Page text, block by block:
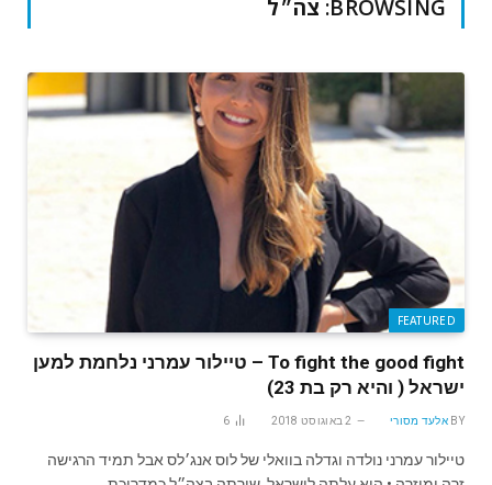
BROWSING: צה״ל
FEATURED
To fight the good fight – טיילור עמרני נלחמת למען
ישראל ( והיא רק בת 23)
BY אלעד מסורי 2 באוגוסט 2018 6
טיילור עמרני נולדה וגדלה בוואלי של לוס אנג׳לס אבל תמיד הרגישה